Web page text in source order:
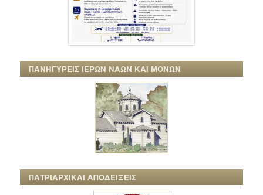
ΠΑΝΗΓΥΡΕΙΣ ΙΕΡΩΝ ΝΑΩΝ ΚΑΙ ΜΟΝΩΝ
ΠΑΤΡΙΑΡΧΙΚΑΙ ΑΠΟΔΕΙΞΕΙΣ